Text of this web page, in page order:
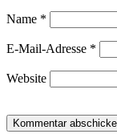
Name *
E-Mail-Adresse *
Website